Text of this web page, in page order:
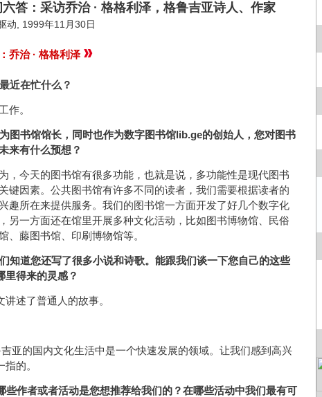
六答：采访乔治 · 格格利泽，格鲁吉亚诗人、作家
动, 1999年11月30日
乔治 · 格格利泽
近在忙什么？
作。
图书馆馆长，同时也作为数字图书馆lib.ge的创始人，您对图书
来有什么预想？
，今天的图书馆有很多功能，也就是说，多功能性是现代图书
键因素。公共图书馆有许多不同的读者，我们需要根据读者的
趣所在来提供服务。我们的图书馆一方面开发了好几个数字化
另一方面还在馆里开展多种文化活动，比如图书博物馆、民俗
、藤图书馆、印刷博物馆等。
知道您还写了很多小说和诗歌。能跟我们谈一下您自己的这些
里得来的灵感？
述了普通人的故事。
亚的国内文化生活中是一个快速发展的领域。让我们感到高兴
的。
作者或者活动是您想推荐给我们的？在哪些活动中我们最有可